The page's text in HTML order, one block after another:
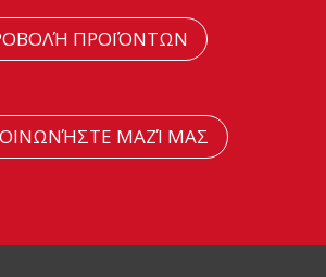
ΠΡΟΪΌΝΤΩΝ
ΜΑΖΊ ΜΑΣ